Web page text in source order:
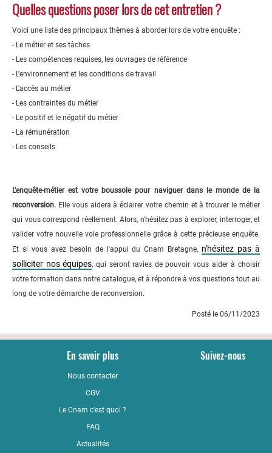
Quelles questions poser lors de cet entretien ?
Voici une liste des principaux thèmes à aborder lors de votre enquête :
- Le métier et ses tâches
- Les compétences requises, les ouvrages de référence
- L'environnement et les conditions de travail
- L'accès au métier
- Les contraintes du métier
- Le positif et le négatif du métier
- La rémunération
- Les conseils
L'enquête-métier est votre boussole pour naviguer dans le monde de la
reconversion. Elle vous aidera à éclairer votre chemin et à trouver le métier
qui vous correspond réellement. Alors, n'hésitez pas à explorer, interroger, et
valider votre nouvelle voie professionnelle grâce à cette précieuse enquête.
Et si vous avez besoin de l'appui du Cnam Bretagne, n'hésitez pas à
solliciter nos équipes, qui seront ravies de pouvoir vous aider à choisir
votre formation dans notre catalogue, et à répondre à vos questions tout au
long de votre démarche de reconversion.
Posté le 06/11/2023
En savoir plus
Nous contacter
CGV
Le Cnam c'est quoi ?
FAQ
Actualités
Suivez-nous